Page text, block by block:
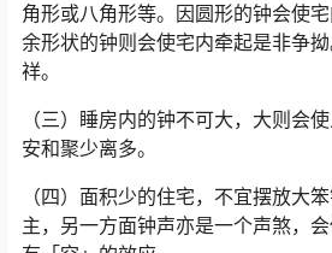
角形或八角形等。因圆形的钟会使
余形状的钟则会使宅内牵起是非争
祥。
（三）睡房内的钟不可大，大则会
安和聚少离多。
（四）面积少的住宅，不宜摆放大
主，另一方面钟声亦是一个声煞，